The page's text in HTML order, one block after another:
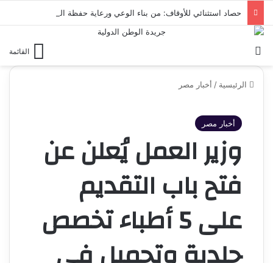
القائمة
الرئيسية / أخبار مصر
أخبار مصر
وزير العمل يُعلن عن
فتح باب التقديم
على 5 أطباء تخصص